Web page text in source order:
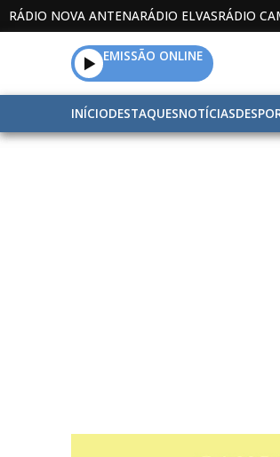
RÁDIO NOVA ANTENARÁDIO ELVASRÁDIO
EMISSÃO ONLINE
INÍCIODESTAQUESNOTÍCIAS